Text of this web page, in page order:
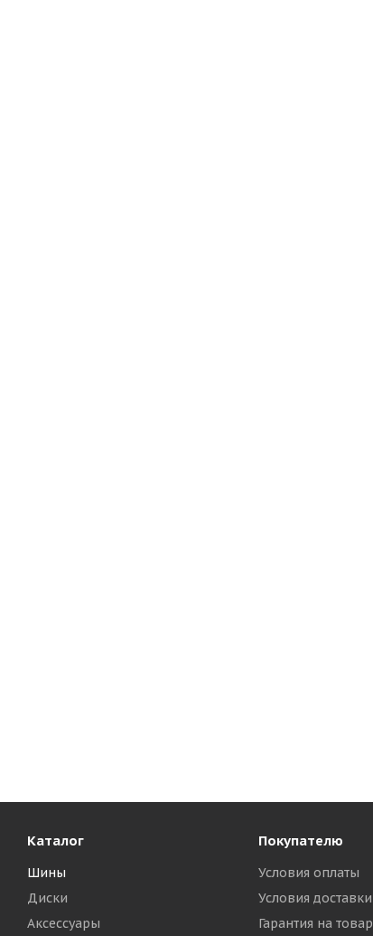
Каталог
Шины
Диски
Аксессуары
Покупателю
Условия оплаты
Условия доставки
Гарантия на товар